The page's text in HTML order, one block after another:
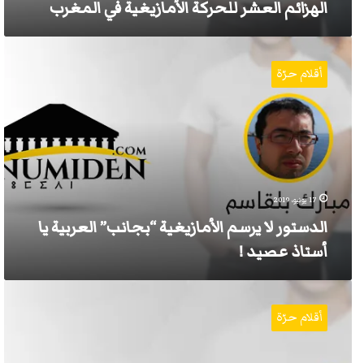
الهزائم العشر للحركة الأمازيغية في المغرب
الدستور
لا
يرسم
الأمازيغية
“بجانب”
العربية
أستاذ
أقلام حرّة
17 يونيو، 2019
الدستور لا يرسم الأمازيغية “بجانب” العربية يا
أستاذ عصيد !
الترجمة
الأمازيغية
للنقودأقلام حرّة